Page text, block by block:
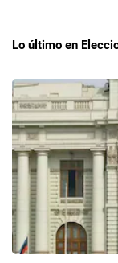
Lo último en